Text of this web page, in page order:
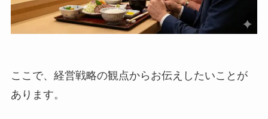
ここで、経営戦略の観点からお伝えしたいことが
あります。